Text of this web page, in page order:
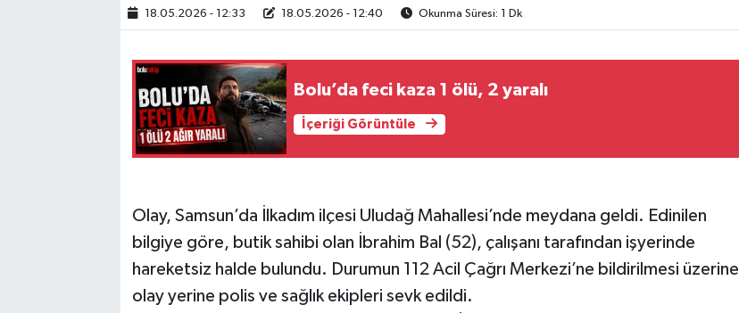
18.05.2026 - 12:33 18.05.2026 - 12:40 Okunma Süresi: 1 Dk
Bolu’da feci kaza 1 ölü, 2 yaralı
İçeriği Görüntüle
Olay, Samsun’da İlkadım ilçesi Uludağ Mahallesi’nde meydana geldi. Edinilen
bilgiye göre, butik sahibi olan İbrahim Bal (52), çalışanı tarafından işyerinde
hareketsiz halde bulundu. Durumun 112 Acil Çağrı Merkezi’ne bildirilmesi üzerine
olay yerine polis ve sağlık ekipleri sevk edildi.